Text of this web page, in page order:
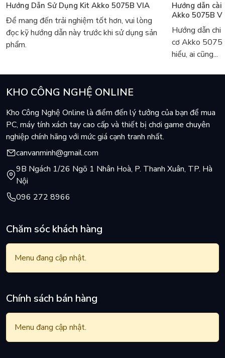
Hướng Dẫn Sử Dụng Kit Akko 5075B VIA
Để mang đến trải nghiệm tốt hơn, vui lòng
đọc kỹ hướng dẫn này trước khi sử dụng sản
phẩm.
Hướng dẫn
Akko 5075B
Hướng dẫn
cơ Akko
hiểu, ai cũng...
KHO CÔNG NGHỆ ONLINE
Kho Công Nghệ Online là điểm đến lý tưởng của bạn để mua
PC, máy tính xách tay cao cấp và thiết bị chơi game chuyên
nghiệp chính hãng với mức giá cạnh tranh nhất.
canvanminh@gmail.com
9B Ngách 1/26 Ngõ 1 Nhân Hoà, P. Thanh Xuân, TP. Hà
Nội
096 272 8966
Chăm sóc khách hàng
Menu đang cập nhật.
Chính sách bán hàng
Menu đang cập nhật.